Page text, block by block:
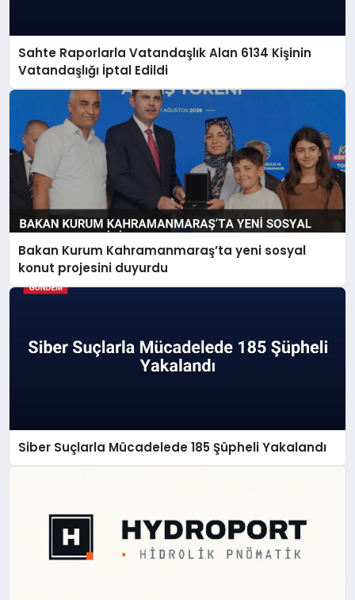
Sahte Raporlarla Vatandaşlık Alan 6134 Kişinin
Vatandaşlığı İptal Edildi
Bakan Kurum Kahramanmaraş’ta yeni sosyal
konut projesini duyurdu
Siber Suçlarla Mücadelede 185 Şüpheli Yakalandı